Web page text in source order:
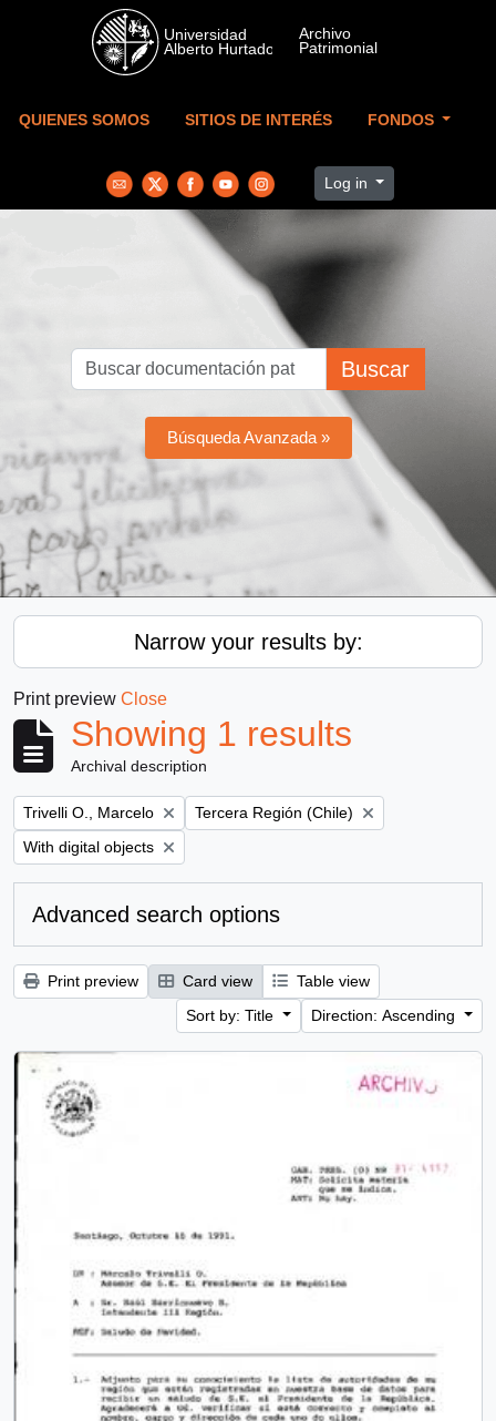
Skip to main content
QUIENES SOMOS SITIOS DE INTERÉS FONDOS
Log in
Buscar
Búsqueda Avanzada »
Narrow your results by:
Print preview Close
Showing 1 results
Archival description
Remove filter:
Trivelli O., Marcelo Remove filter:
Tercera Región (Chile)
Remove filter:
With digital objects
Advanced search options
Print preview Card view
Table view
Sort by: Title
Direction: Ascending